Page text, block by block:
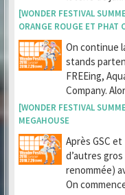
[WONDER FESTIVAL
ORANGE ROUGE ET PHAT
On continue
stands
FREEing,
Company.
[WONDER FESTIVAL
MEGAHOUSE
Après GSC
d’autres
renommée)
On